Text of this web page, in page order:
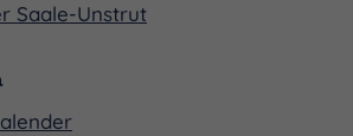
Saale-Unstrut